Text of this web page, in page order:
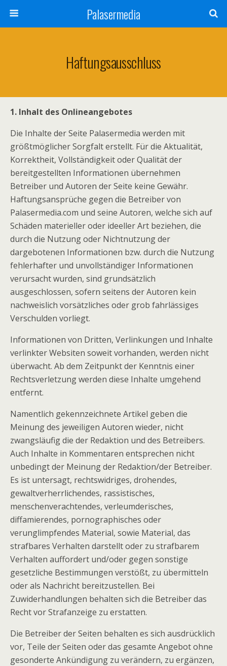
Palasermedia
Haftungsausschluss
1. Inhalt des Onlineangebotes
Die Inhalte der Seite Palasermedia werden mit
größtmöglicher Sorgfalt erstellt. Für die Aktualität,
Korrektheit, Vollständigkeit oder Qualität der
bereitgestellten Informationen übernehmen
Betreiber und Autoren der Seite keine Gewähr.
Haftungsansprüche gegen die Betreiber von
Palasermedia.com und seine Autoren, welche sich auf
Schäden materieller oder ideeller Art beziehen, die
durch die Nutzung oder Nichtnutzung der
dargebotenen Informationen bzw. durch die Nutzung
fehlerhafter und unvollständiger Informationen
verursacht wurden, sind grundsätzlich
ausgeschlossen, sofern seitens der Autoren kein
nachweislich vorsätzliches oder grob fahrlässiges
Verschulden vorliegt.
Informationen von Dritten, Verlinkungen und Inhalte
verlinkter Websiten soweit vorhanden, werden nicht
überwacht. Ab dem Zeitpunkt der Kenntnis einer
Rechtsverletzung werden diese Inhalte umgehend
entfernt.
Namentlich gekennzeichnete Artikel geben die
Meinung des jeweiligen Autoren wieder, nicht
zwangsläufig die der Redaktion und des Betreibers.
Auch Inhalte in Kommentaren entsprechen nicht
unbedingt der Meinung der Redaktion/der Betreiber.
Es ist untersagt, rechtswidriges, drohendes,
gewaltverherrlichendes, rassistisches,
menschenverachtendes, verleumderisches,
diffamierendes, pornographisches oder
verunglimpfendes Material, sowie Material, das
strafbares Verhalten darstellt oder zu strafbarem
Verhalten auffordert und/oder gegen sonstige
gesetzliche Bestimmungen verstößt, zu übermitteln
oder als Nachricht bereitzustellen. Bei
Zuwiderhandlungen behalten sich die Betreiber das
Recht vor Strafanzeige zu erstatten.
Die Betreiber der Seiten behalten es sich ausdrücklich
vor, Teile der Seiten oder das gesamte Angebot ohne
gesonderte Ankündigung zu verändern, zu ergänzen,